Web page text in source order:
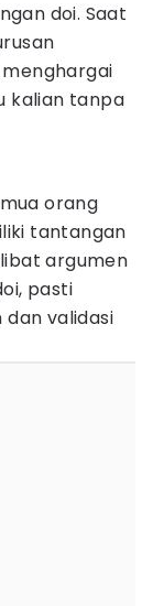
doi. Saat
kalian tanpa
orang
tantangan
argumen
pasti
validasi